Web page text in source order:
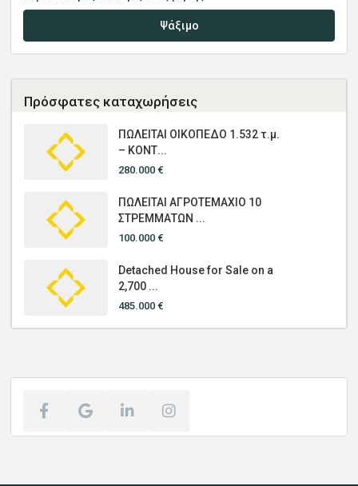
Ψάξιμο
Πρόσφατες καταχωρήσεις
ΠΩΛΕΙΤΑΙ ΟΙΚΟΠΕΔΟ 1.532 τ.μ.
– ΚΟΝΤ...
280.000 €
ΠΩΛΕΙΤΑΙ ΑΓΡΟΤΕΜΑΧΙΟ 10
ΣΤΡΕΜΜΑΤΩΝ ...
100.000 €
Detached House for Sale on a
2,700 ...
485.000 €